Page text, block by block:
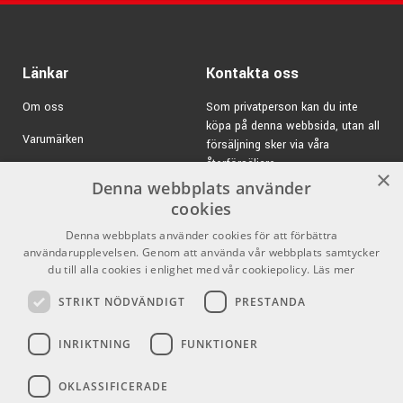
4,29 cm vid översadeln
Länkar
Om oss
Varumärken
Försäljningsvillkor
Inlogg för återförsäljare
Kontakta oss
Som privatperson kan du inte
köpa på denna webbsida, utan all
försäljning sker via våra
återförsäljare.
E-post:info@emnordic.se
×
Denna webbplats använder
cookies
Denna webbplats använder cookies för att förbättra
användarupplevelsen. Genom att använda vår webbplats samtycker
du till alla cookies i enlighet med vår cookiepolicy. Läs mer
STRIKT NÖDVÄNDIGT PRESTANDA
INRIKTNING FUNKTIONER
OKLASSIFICERADE